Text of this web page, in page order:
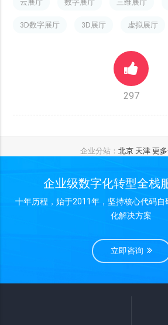
云展厅 数字展厅 三维展厅
3D数字展厅 3D展厅 虚拟展厅
297
企业分站： 北京 天津 更
企业级数字化转型全栈
十年历程，始于2011年，坚持核心代码
化解决方案
立即咨询